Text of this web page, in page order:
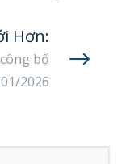
Hơn:
bố
2026